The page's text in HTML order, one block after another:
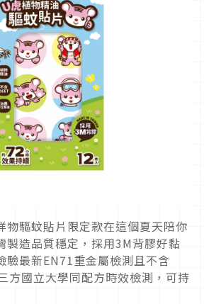
物驅蚊貼片限定款在這個夏天陪你
製造品質穩定，採用3M背膠好黏
驗最新EN71重金屬檢測且不含
方國立大學同配方時效檢測，可持